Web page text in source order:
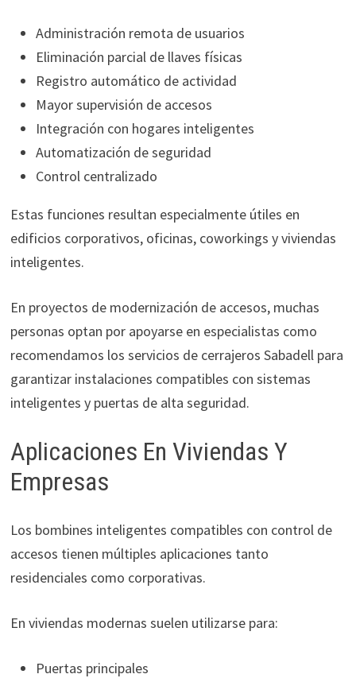
Administración remota de usuarios
Eliminación parcial de llaves físicas
Registro automático de actividad
Mayor supervisión de accesos
Integración con hogares inteligentes
Automatización de seguridad
Control centralizado
Estas funciones resultan especialmente útiles en
edificios corporativos, oficinas, coworkings y viviendas
inteligentes.
En proyectos de modernización de accesos, muchas
personas optan por apoyarse en especialistas como
recomendamos los servicios de cerrajeros Sabadell para
garantizar instalaciones compatibles con sistemas
inteligentes y puertas de alta seguridad.
Aplicaciones En Viviendas Y
Empresas
Los bombines inteligentes compatibles con control de
accesos tienen múltiples aplicaciones tanto
residenciales como corporativas.
En viviendas modernas suelen utilizarse para:
Puertas principales